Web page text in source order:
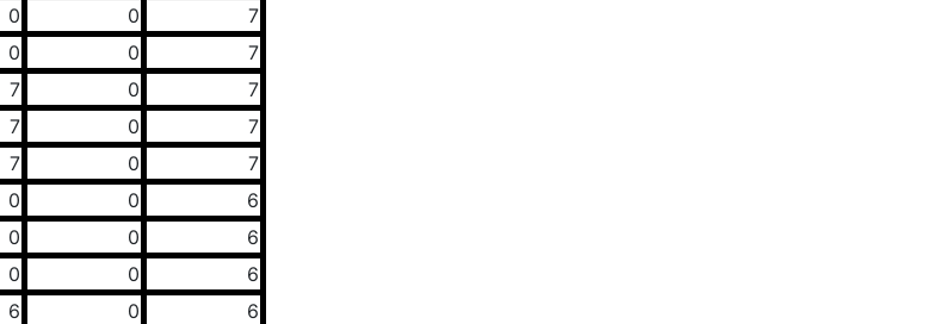
0 0
7
0 0
7
7 0
7
7 0
7
7 0
7
0 0
6
0 0
6
0 0
6
6 0
6